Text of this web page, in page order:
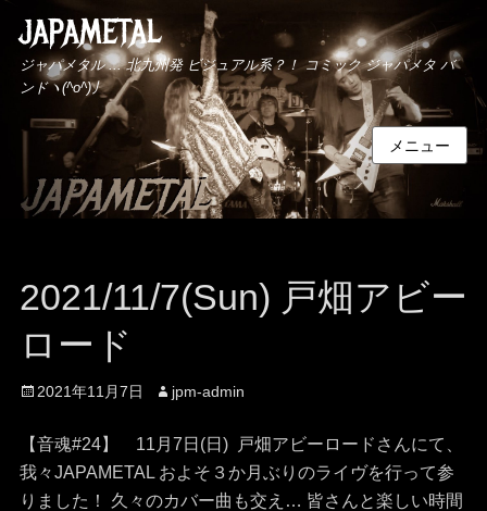
JAPAMETAL
ジャパメタル ... 北九州発 ビジュアル系？！ コミック ジャパメタ バ
ンドヽ(^o^)丿
メニュー
2021/11/7(Sun) 戸畑アビー
ロード
投
日
2021年11月7日
投
者
jpm-admin
【音魂#24】 11月7日(日) 戸畑アビーロードさんにて、
我々JAPAMETAL およそ３か月ぶりのライヴを行って参
りました！ 久々のカバー曲も交え… 皆さんと楽しい時間